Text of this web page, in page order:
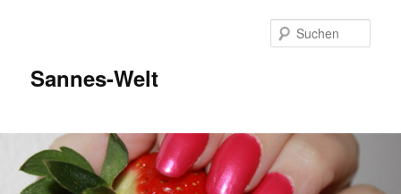
Sannes-Welt